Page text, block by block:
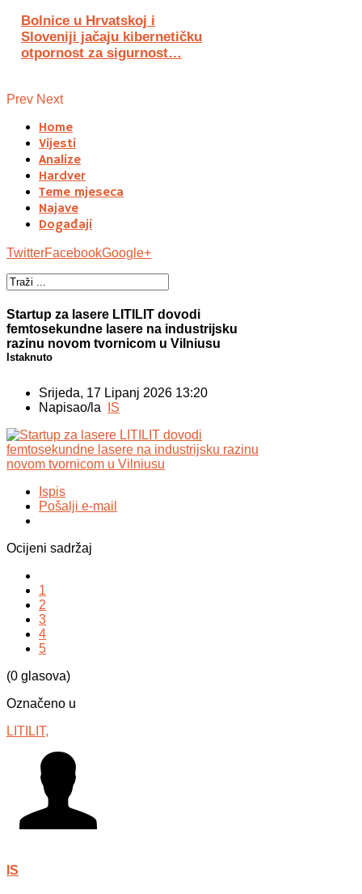
Bolnice u Hrvatskoj i
Sloveniji jačaju kibernetičku
otpornost za sigurnost…
Prev Next
Home
Vijesti
Analize
Hardver
Teme mjeseca
Najave
Događaji
TwitterFacebookGoogle+
Startup za lasere LITILIT dovodi
femtosekundne lasere na industrijsku
razinu novom tvornicom u Vilniusu
Istaknuto
Srijeda, 17 Lipanj 2026 13:20
Napisao/la
IS
Ispis
Pošalji e-mail
Ocijeni sadržaj
1
2
3
4
5
(0 glasova)
Označeno u
LITILIT,
IS